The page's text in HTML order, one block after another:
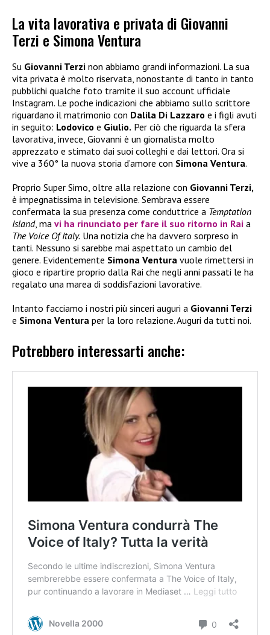
La vita lavorativa e privata di Giovanni
Terzi e Simona Ventura
Su Giovanni Terzi non abbiamo grandi informazioni. La sua
vita privata è molto riservata, nonostante di tanto in tanto
pubblichi qualche foto tramite il suo account ufficiale
Instagram. Le poche indicazioni che abbiamo sullo scrittore
riguardano il matrimonio con Dalila Di Lazzaro e i figli avuti
in seguito: Lodovico e Giulio. Per ciò che riguarda la sfera
lavorativa, invece, Giovanni è un giornalista molto
apprezzato e stimato dai suoi colleghi e dai lettori. Ora si
vive a 360° la nuova storia d’amore con Simona Ventura.
Proprio Super Simo, oltre alla relazione con Giovanni Terzi,
è impegnatissima in televisione. Sembrava essere
confermata la sua presenza come conduttrice a Temptation
Island, ma vi ha rinunciato per fare il suo ritorno in Rai a
The Voice Of Italy. Una notizia che ha davvero sorpreso in
tanti. Nessuno si sarebbe mai aspettato un cambio del
genere. Evidentemente Simona Ventura vuole rimettersi in
gioco e ripartire proprio dalla Rai che negli anni passati le ha
regalato una marea di soddisfazioni lavorative.
Intanto facciamo i nostri più sinceri auguri a Giovanni Terzi
e Simona Ventura per la loro relazione. Auguri da tutti noi.
Potrebbero interessarti anche: